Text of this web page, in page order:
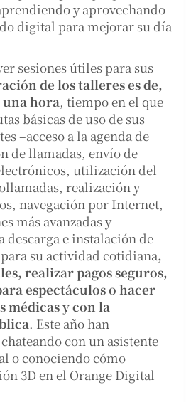
y aprovechando
digital para mejorar su día
sesiones útiles para sus
de los talleres es de,
hora, tiempo en el que
básicas de uso de sus
–acceso a la agenda de
de llamadas, envío de
utilización del
realización y
navegación por Internet,
más avanzadas y
descarga e instalación de
su actividad cotidiana,
realizar pagos seguros,
espectáculos o hacer
médicas y con la
. Este año han
con un asistente
o conociendo cómo
3D en el Orange Digital